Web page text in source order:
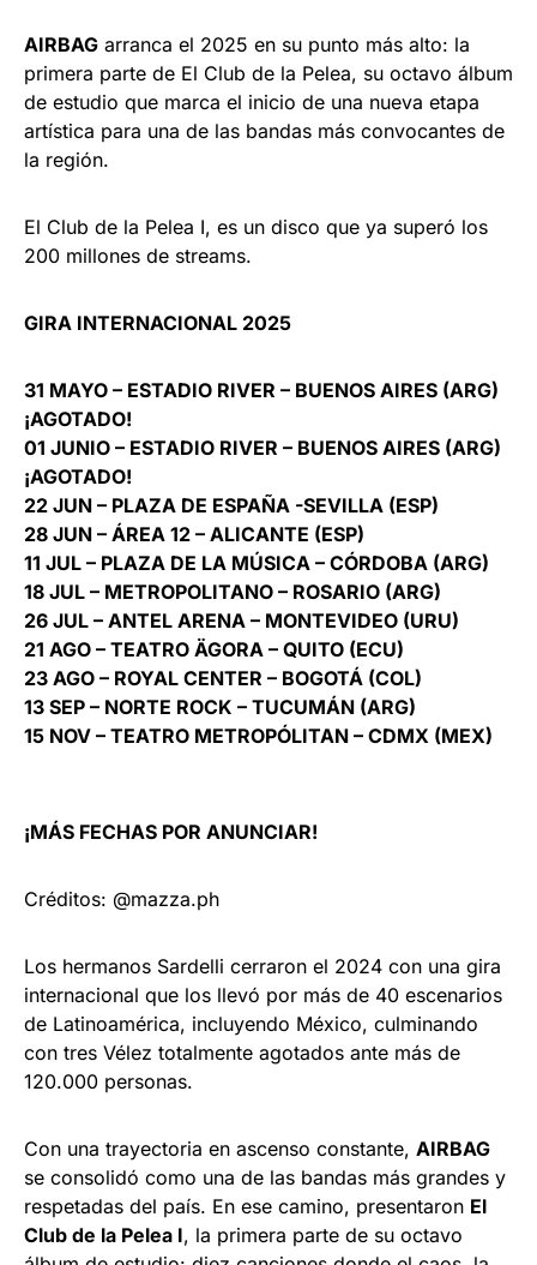
AIRBAG arranca el 2025 en su punto más alto: la
primera parte de El Club de la Pelea, su octavo álbum
de estudio que marca el inicio de una nueva etapa
artística para una de las bandas más convocantes de
la región.
El Club de la Pelea I, es un disco que ya superó los
200 millones de streams.
GIRA INTERNACIONAL 2025
31 MAYO – ESTADIO RIVER – BUENOS AIRES (ARG)
¡AGOTADO!
01 JUNIO – ESTADIO RIVER – BUENOS AIRES (ARG)
¡AGOTADO!
22 JUN – PLAZA DE ESPAÑA -SEVILLA (ESP)
28 JUN – ÁREA 12 – ALICANTE (ESP)
11 JUL – PLAZA DE LA MÚSICA – CÓRDOBA (ARG)
18 JUL – METROPOLITANO – ROSARIO (ARG)
26 JUL – ANTEL ARENA – MONTEVIDEO (URU)
21 AGO – TEATRO ÄGORA – QUITO (ECU)
23 AGO – ROYAL CENTER – BOGOTÁ (COL)
13 SEP – NORTE ROCK – TUCUMÁN (ARG)
15 NOV – TEATRO METROPÓLITAN – CDMX (MEX)
¡MÁS FECHAS POR ANUNCIAR!
Créditos: @mazza.ph
Los hermanos Sardelli cerraron el 2024 con una gira
internacional que los llevó por más de 40 escenarios
de Latinoamérica, incluyendo México, culminando
con tres Vélez totalmente agotados ante más de
120.000 personas.
Con una trayectoria en ascenso constante, AIRBAG
se consolidó como una de las bandas más grandes y
respetadas del país. En ese camino, presentaron El
Club de la Pelea I, la primera parte de su octavo